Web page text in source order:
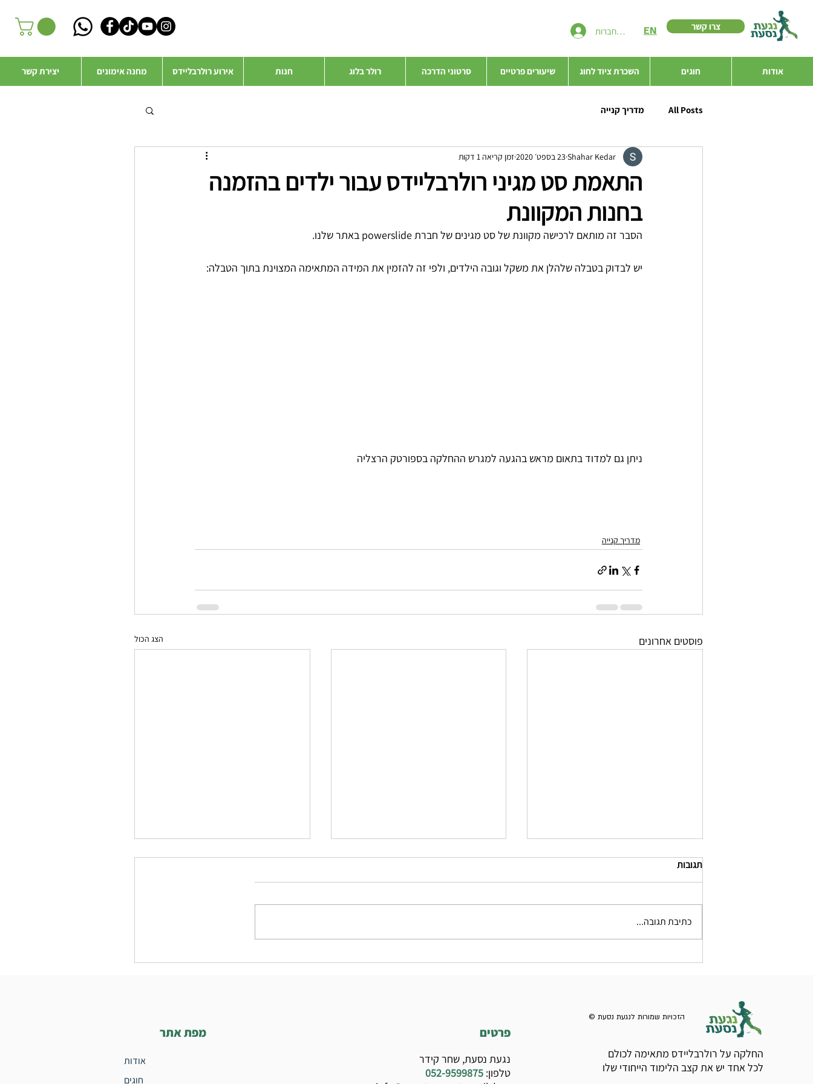
EN להתחברות צרו קשר
אודות חוגים השכרת ציוד לחוג שיעורים פרטיים סרטוני הדרכה רולר בלוג חנות אירוע רולרבליידס מחנה אימונים יצירת קשר
All Posts מדריך קנייה
התאמת סט מגיני רולרבליידס עבור ילדים בהזמנה
בחנות המקוונת
Shahar Kedar23 בספט׳ 2020 זמן קריאה 1 דקות
הסבר זה מותאם לרכישה מקוונת של סט מגינים של חברת powerslide באתר שלנו.
יש לבדוק בטבלה שלהלן את משקל וגובה הילדים, ולפי זה להזמין את המידה המתאימה המצוינת בתוך הטבלה:
ניתן גם למדוד בתאום מראש בהגעה למגרש ההחלקה בספורטק הרצליה
מדריך קנייה
פוסטים אחרונים הצג הכול
תגובות
כתיבת תגובה...
מפת אתר
אודות
חוגים
פרטים
נגעת נסעת, שחר קידר
טלפון:052-9599875
© הזכויות שמורות לנגעת נסעת
החלקה על רולרבליידס מתאימה לכולם
לכל אחד יש את קצב הלימוד הייחודי שלו